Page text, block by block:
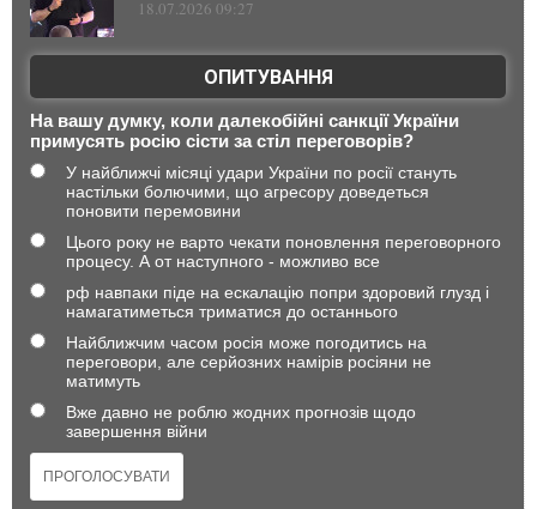
18.07.2026 09:27
ОПИТУВАННЯ
На вашу думку, коли далекобійні санкції України
примусять росію сісти за стіл переговорів?
У найближчі місяці удари України по росії стануть
настільки болючими, що агресору доведеться
поновити перемовини
Цього року не варто чекати поновлення переговорного
процесу. А от наступного - можливо все
рф навпаки піде на ескалацію попри здоровий глузд і
намагатиметься триматися до останнього
Найближчим часом росія може погодитись на
переговори, але серйозних намірів росіяни не
матимуть
Вже давно не роблю жодних прогнозів щодо
завершення війни